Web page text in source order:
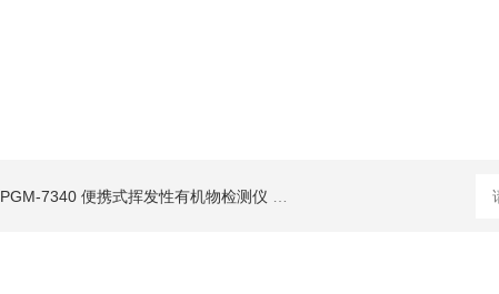
PGM-7340 便携式挥发性有机物检测仪 环保新规霍尼韦尔 PGM-7340